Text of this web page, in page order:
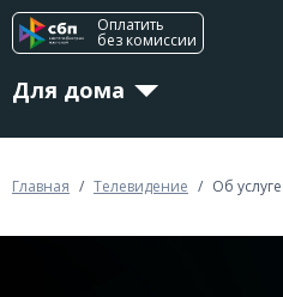
Оплатить
без комиссии
Для дома
Для бизнеса
Главная / Телевидение / Об услуге